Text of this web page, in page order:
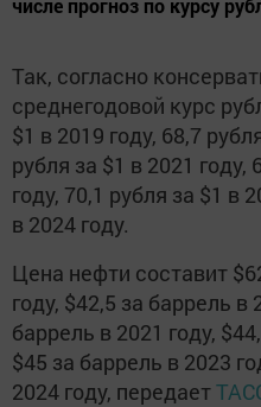
числе прогноз по курсу
Так, согласно
среднегодовой курс
$1 в 2019 году, 68,7
рубля за $1 в 2021 году,
году, 70,1 рубля за $1 в
в 2024 году.
Цена нефти составит
году, $42,5 за баррель в
баррель в 2021 году,
$45 за баррель в 2023
2024 году, передает